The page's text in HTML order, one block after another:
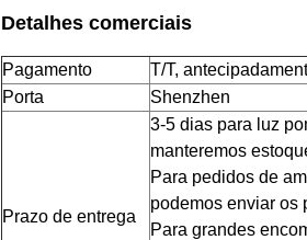
Detalhes comerciais
Pagamento
T/T,
Porta
Shenzhen
Prazo de entrega
3-5 dias para luz
manteremos
Para pedidos de
podemos enviar os
Para grandes